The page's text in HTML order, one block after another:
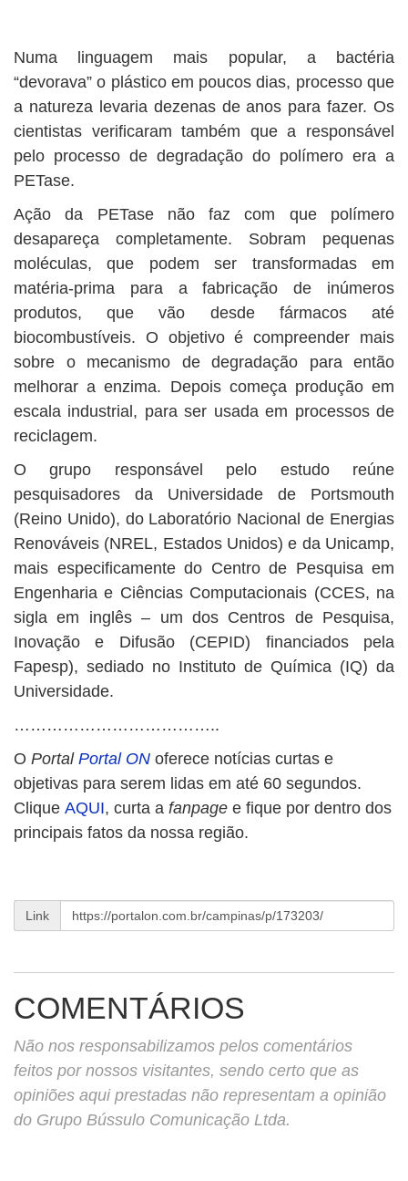
Numa linguagem mais popular, a bactéria
“devorava” o plástico em poucos dias, processo que
a natureza levaria dezenas de anos para fazer. Os
cientistas verificaram também que a responsável
pelo processo de degradação do polímero era a
PETase.
Ação da PETase não faz com que polímero
desapareça completamente. Sobram pequenas
moléculas, que podem ser transformadas em
matéria-prima para a fabricação de inúmeros
produtos, que vão desde fármacos até
biocombustíveis. O objetivo é compreender mais
sobre o mecanismo de degradação para então
melhorar a enzima. Depois começa produção em
escala industrial, para ser usada em processos de
reciclagem.
O grupo responsável pelo estudo reúne
pesquisadores da Universidade de Portsmouth
(Reino Unido), do Laboratório Nacional de Energias
Renováveis (NREL, Estados Unidos) e da Unicamp,
mais especificamente do Centro de Pesquisa em
Engenharia e Ciências Computacionais (CCES, na
sigla em inglês – um dos Centros de Pesquisa,
Inovação e Difusão (CEPID) financiados pela
Fapesp), sediado no Instituto de Química (IQ) da
Universidade.
………………………………..
O Portal Portal ON oferece notícias curtas e
objetivas para serem lidas em até 60 segundos.
Clique AQUI, curta a fanpage e fique por dentro dos
principais fatos da nossa região.
Link
COMENTÁRIOS
Não nos responsabilizamos pelos comentários
feitos por nossos visitantes, sendo certo que as
opiniões aqui prestadas não representam a opinião
do Grupo Bússulo Comunicação Ltda.